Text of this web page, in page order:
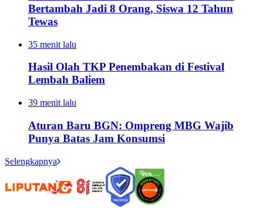
Bertambah Jadi 8 Orang, Siswa 12 Tahun
Tewas
35 menit lalu
Hasil Olah TKP Penembakan di Festival
Lembah Baliem
39 menit lalu
Aturan Baru BGN: Ompreng MBG Wajib
Punya Batas Jam Konsumsi
Selengkapnya